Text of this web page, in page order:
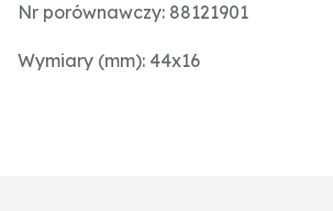
Nr porównawczy: 88121901
Wymiary (mm): 44x16